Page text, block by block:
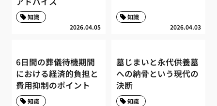
2026.04.05
知識
2026.04.03
知識
6日間の葬儀待機期間
における経済的負担と
費用抑制のポイント
知識
墓じまいと永代供養墓
への納骨という現代の
決断
知識